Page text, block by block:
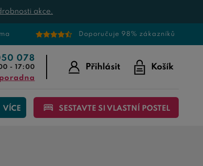
akce.
Doporučuje 98% zákazníků
078
- 17:00 Přihlásit Košík
VÍCE SESTAVTE SI VLASTNÍ POSTEL